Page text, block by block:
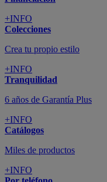
+INFO
Por teléfono
Llámanos y compra
+INFO
Nueva app
Todo en tu móvil
+INFO
Suscríbete
Cupón de dto. de 10€
+INFO
Tiendas de sofás y muebles